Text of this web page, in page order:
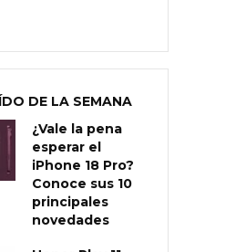
DE LA SEMANA
¿Vale la pena
esperar el
iPhone 18 Pro?
Conoce sus 10
principales
novedades